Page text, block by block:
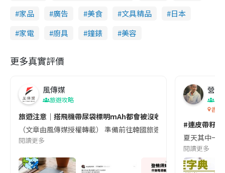
家品
廣告 美食 文具精品
日本
家電
廚具 鐘錶 美容
更多真實評價
風傳媒
旅遊攻略
旅遊注意｜搭飛機帶尿袋標明mAh都會被沒收😱出發前切記檢查
（文章由風傳媒授權轉載） 準備前往韓國旅遊的民眾，近期要
閱讀更多
營養
香港
#連皮帶籽
夏天其中一
閱讀更多